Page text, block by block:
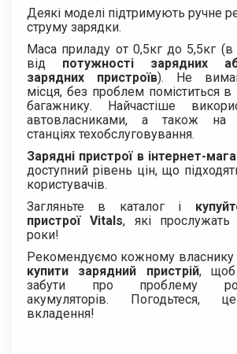
Деякі моделі підтримують ручне
струму зарядки.
Маса приладу от 0,5кг до 5,5кг (в
від потужності зарядних
зарядних пристроїв). Не
місця, без проблем поміститься
багажнику. Найчастіше
автовласниками, а також на
станціях техобслуговування.
Зарядні пристрої в інтернет-
доступний рівень цін, що
користувачів.
Загляньте в каталог і
пристрої Vitals, які
роки!
Рекомендуємо кожному власнику
купити зарядний пристрій, щоб
забути про проблему
акумуляторів. Погодьтеся,
вкладення!